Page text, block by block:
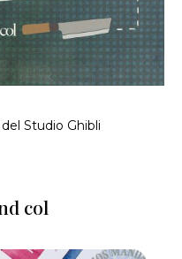
Studio Ghibli
col